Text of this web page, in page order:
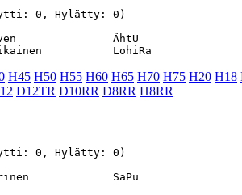
0, Hylätty: 0)
ÄhtU
H45 H50 H55 H60 H65 H70 H75 H20 H18
D12TR D10RR D8RR H8RR
0, Hylätty: 0)